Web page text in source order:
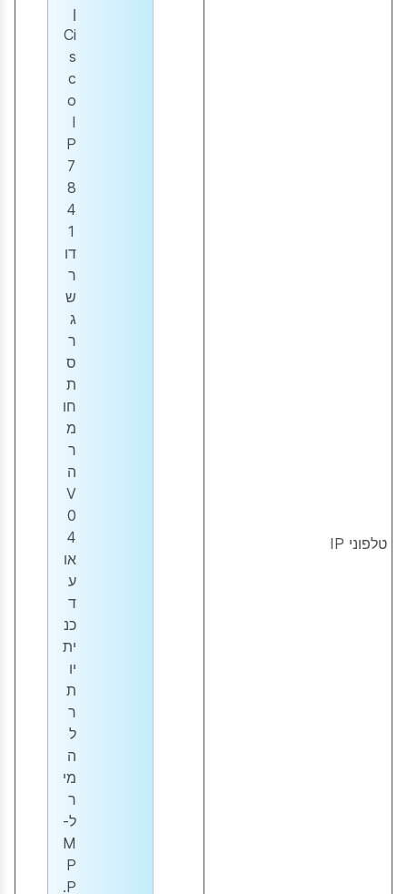
טלפוני IP
ן
Ci
s
c
o
I
P
7
8
4
1
דו
ר
ש
ג
ר
ס
ת
חו
מ
ר
ה
V
0
4
או
ע
ד
כנ
ית
יו
ת
ר
ל
ה
מי
ר
ל-
M
P
P.